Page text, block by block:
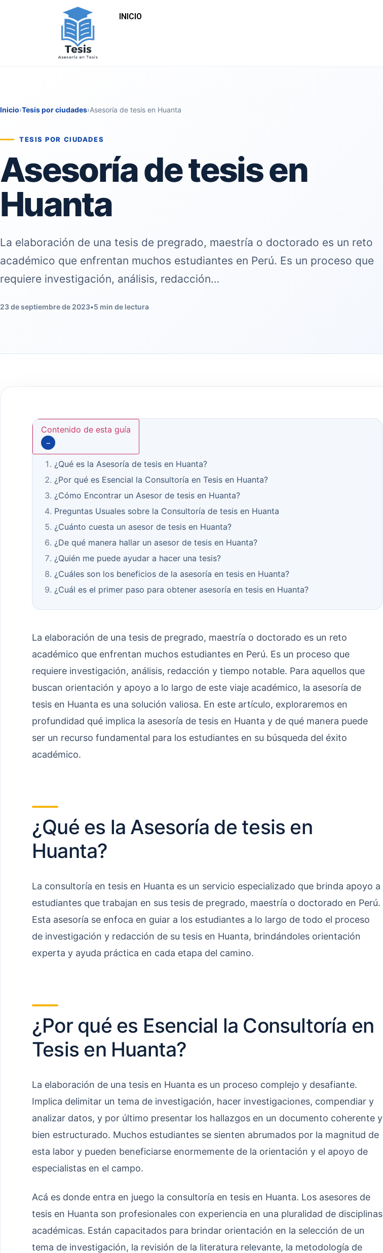
INICIO
Inicio›Tesis por ciudades›Asesoría de tesis en Huanta
TESIS POR CIUDADES
Asesoría de tesis en
Huanta
La elaboración de una tesis de pregrado, maestría o doctorado es un reto
académico que enfrentan muchos estudiantes en Perú. Es un proceso que
requiere investigación, análisis, redacción…
23 de septiembre de 2023•5 min de lectura
Contenido de esta guía
−
¿Qué es la Asesoría de tesis en Huanta?
¿Por qué es Esencial la Consultoría en Tesis en Huanta?
¿Cómo Encontrar un Asesor de tesis en Huanta?
Preguntas Usuales sobre la Consultoría de tesis en Huanta
¿Cuánto cuesta un asesor de tesis en Huanta?
¿De qué manera hallar un asesor de tesis en Huanta?
¿Quién me puede ayudar a hacer una tesis?
¿Cuáles son los beneficios de la asesoría en tesis en Huanta?
¿Cuál es el primer paso para obtener asesoría en tesis en Huanta?
La elaboración de una tesis de pregrado, maestría o doctorado es un reto
académico que enfrentan muchos estudiantes en Perú. Es un proceso que
requiere investigación, análisis, redacción y tiempo notable. Para aquellos que
buscan orientación y apoyo a lo largo de este viaje académico, la asesoría de
tesis en Huanta es una solución valiosa. En este artículo, exploraremos en
profundidad qué implica la asesoría de tesis en Huanta y de qué manera puede
ser un recurso fundamental para los estudiantes en su búsqueda del éxito
académico.
¿Qué es la Asesoría de tesis en
Huanta?
La consultoría en tesis en Huanta es un servicio especializado que brinda apoyo a
estudiantes que trabajan en sus tesis de pregrado, maestría o doctorado en Perú.
Esta asesoría se enfoca en guiar a los estudiantes a lo largo de todo el proceso
de investigación y redacción de su tesis en Huanta, brindándoles orientación
experta y ayuda práctica en cada etapa del camino.
¿Por qué es Esencial la Consultoría en
Tesis en Huanta?
La elaboración de una tesis en Huanta es un proceso complejo y desafiante.
Implica delimitar un tema de investigación, hacer investigaciones, compendiar y
analizar datos, y por último presentar los hallazgos en un documento coherente y
bien estructurado. Muchos estudiantes se sienten abrumados por la magnitud de
esta labor y pueden beneficiarse enormemente de la orientación y el apoyo de
especialistas en el campo.
Acá es donde entra en juego la consultoría en tesis en Huanta. Los asesores de
tesis en Huanta son profesionales con experiencia en una pluralidad de disciplinas
académicas. Están capacitados para brindar orientación en la selección de un
tema de investigación, la revisión de la literatura relevante, la metodología de